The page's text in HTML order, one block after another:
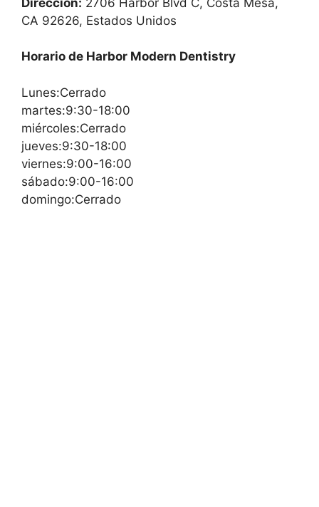
CA 92626, Estados Unidos
Horario de Harbor Modern Dentistry
Lunes:Cerrado
martes:9:30-18:00
miércoles:Cerrado
jueves:9:30-18:00
viernes:9:00-16:00
sábado:9:00-16:00
domingo:Cerrado